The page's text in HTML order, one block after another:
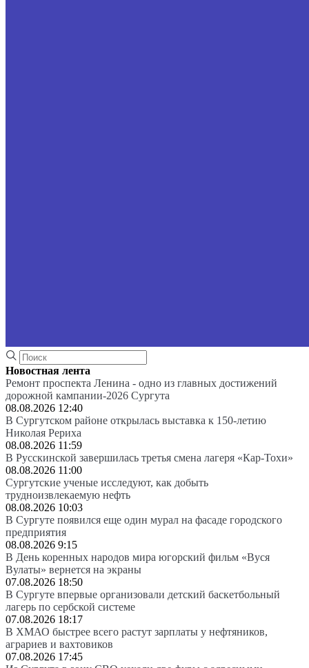
Новостная лента
Ремонт проспекта Ленина - одно из главных достижений
дорожной кампании-2026 Сургута
08.08.2026 12:40
В Сургутском районе открылась выставка к 150-летию
Николая Рериха
08.08.2026 11:59
В Русскинской завершилась третья смена лагеря «Кар-Тохи»
08.08.2026 11:00
Сургутские ученые исследуют, как добыть
трудноизвлекаемую нефть
08.08.2026 10:03
В Сургуте появился еще один мурал на фасаде городского
предприятия
08.08.2026 9:15
В День коренных народов мира югорский фильм «Вуся
Вулаты» вернется на экраны
07.08.2026 18:50
В Сургуте впервые организовали детский баскетбольный
лагерь по сербской системе
07.08.2026 18:17
В ХМАО быстрее всего растут зарплаты у нефтяников,
аграриев и вахтовиков
07.08.2026 17:45